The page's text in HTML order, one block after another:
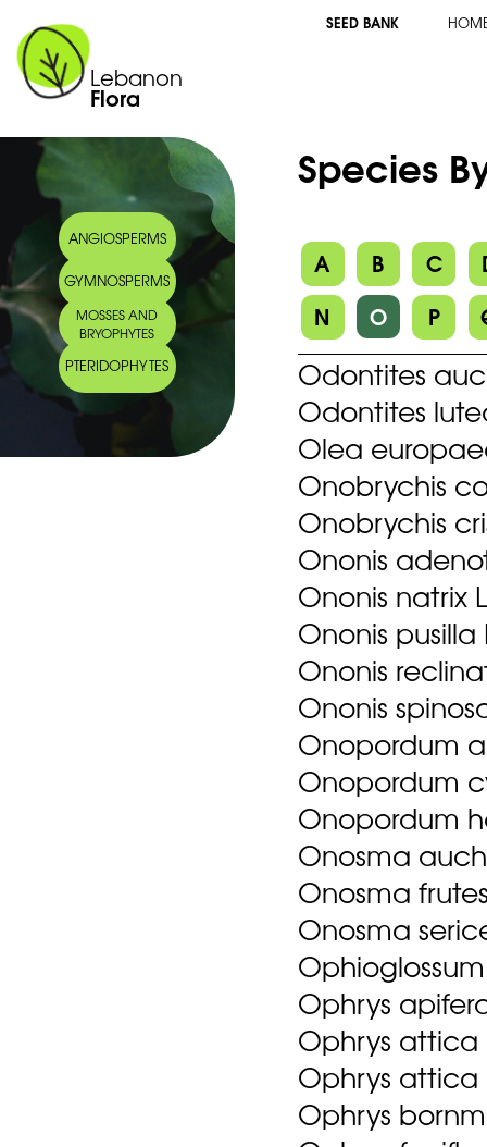
Lebanon
Flora
SEED BANK
ANGIOSPERMS
GYMNOSPERMS
MOSSES AND
BRYOPHYTES
PTERIDOPHYTES
Species
A B C
N
O P
Odontites
Odontites
Olea
Onobrychis
Onobrychis
Ononis
Ononis natrix
Ononis pusilla
Ononis
Ononis
Onopordum
Onopordum
Onopordum
Onosma
Onosma
Onosma
Ophrys
Ophrys attica
Ophrys attica
Ophrys